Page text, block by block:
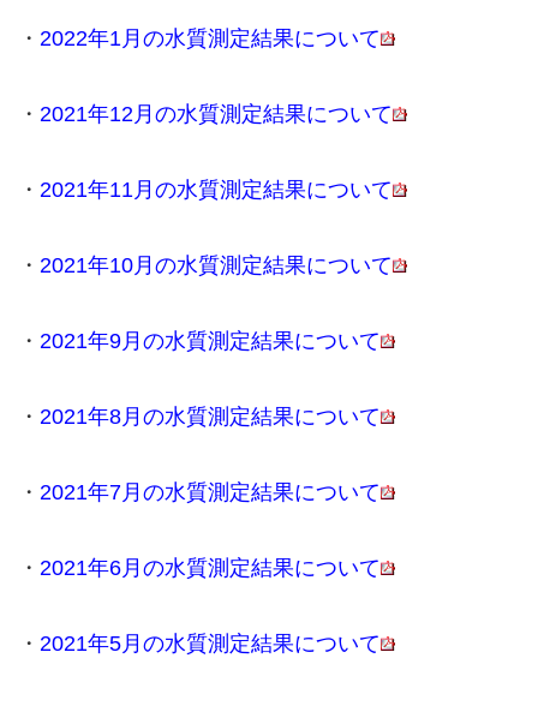
・ 2022年1月の水質測定結果について
・ 2021年12月の水質測定結果について
・ 2021年11月の水質測定結果について
・ 2021年10月の水質測定結果について
・ 2021年9月の水質測定結果について
・ 2021年8月の水質測定結果について
・ 2021年7月の水質測定結果について
・ 2021年6月の水質測定結果について
・ 2021年5月の水質測定結果について